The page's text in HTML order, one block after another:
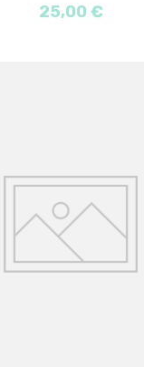
25,00 €